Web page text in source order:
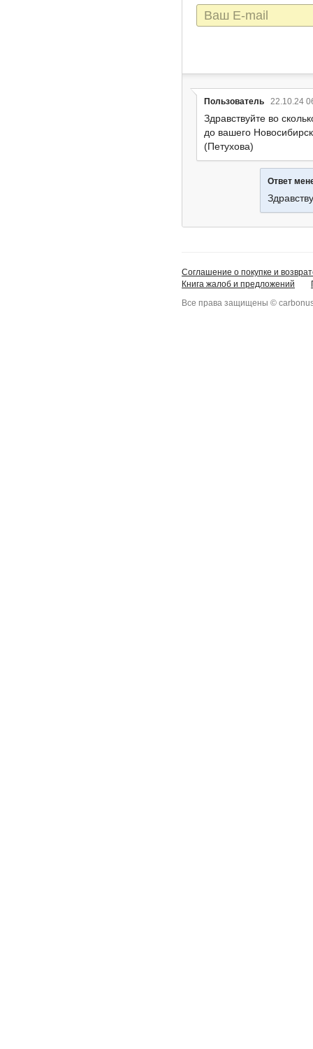
E-
mail
Пользователь 22.10.24
Здравствуйте во
до вашего
(Петухова)
Ответ
Соглашение о покупке и
Книга жалоб и предложений
Все права защищены ©